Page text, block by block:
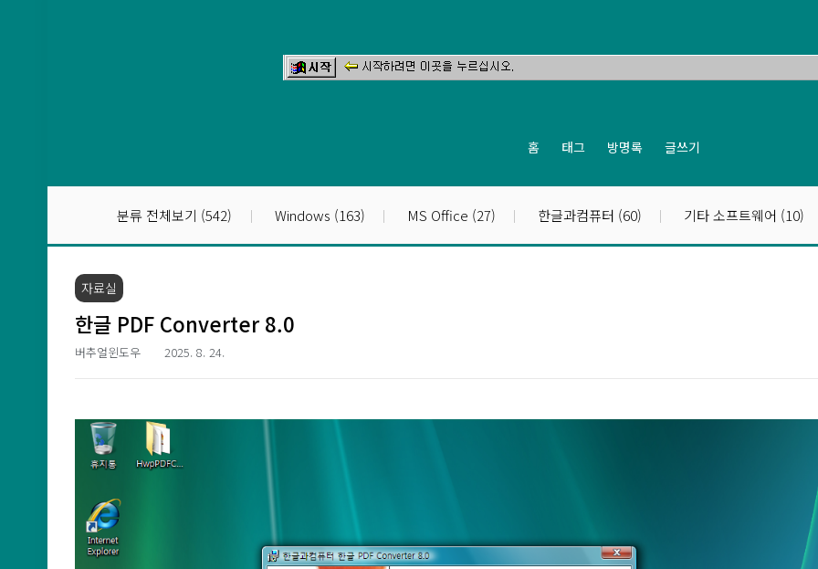
홈 태그 방명록 글쓰기
분류 전체보기 (542) Windows (163) MS Office (27) 한글과컴퓨터 (60) 기타 소프트웨어 (10)
자료실
한글 PDF Converter 8.0
버추얼윈도우 2025. 8. 24.